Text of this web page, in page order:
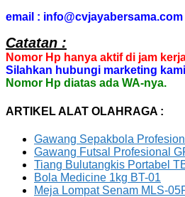
email : info@cvjayabersama.com
Catatan :
Nomor Hp hanya aktif di jam
Silahkan hubungi marketing
Nomor Hp diatas ada WA-nya.
ARTIKEL ALAT OLAHRAGA :
Gawang Sepakbola
Gawang Futsal Profesional
Tiang Bulutangkis Portabel
Bola Medicine 1kg BT-01
Meja Lompat Senam MLS-